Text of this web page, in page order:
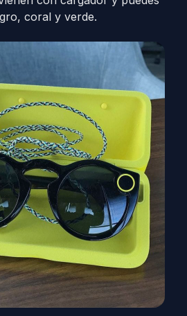
coral y verde.